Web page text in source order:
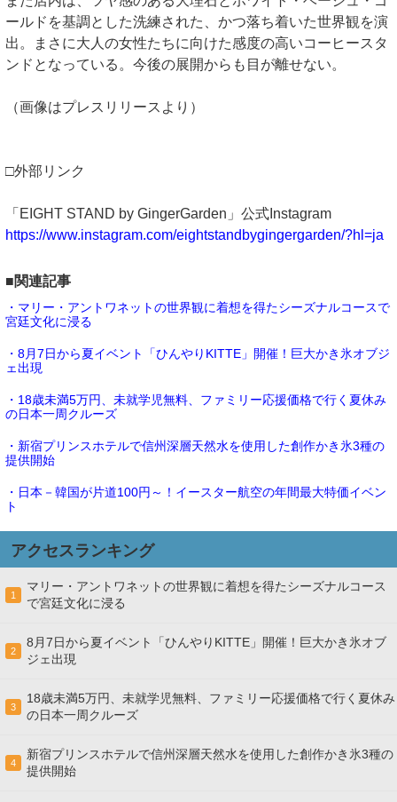
ールドを基調とした洗練された、かつ落ち着いた世界観を演
出。まさに大人の女性たちに向けた感度の高いコーヒースタ
ンドとなっている。今後の展開からも目が離せない。
（画像はプレスリリースより）
□外部リンク
「EIGHT STAND by GingerGarden」公式Instagram
https://www.instagram.com/eightstandbygingergarden/?hl=ja
■関連記事
・マリー・アントワネットの世界観に着想を得たシーズナルコースで
宮廷文化に浸る
・8月7日から夏イベント「ひんやりKITTE」開催！巨大かき氷オブジ
ェ出現
・18歳未満5万円、未就学児無料、ファミリー応援価格で行く夏休み
の日本一周クルーズ
・新宿プリンスホテルで信州深層天然水を使用した創作かき氷3種の
提供開始
・日本－韓国が片道100円～！イースター航空の年間最大特価イベン
ト
アクセスランキング
1
マリー・アントワネットの世界観に着想を得たシーズナルコース
で宮廷文化に浸る
2
8月7日から夏イベント「ひんやりKITTE」開催！巨大かき氷オブ
ジェ出現
3
18歳未満5万円、未就学児無料、ファミリー応援価格で行く夏休み
の日本一周クルーズ
4
新宿プリンスホテルで信州深層天然水を使用した創作かき氷3種の
提供開始